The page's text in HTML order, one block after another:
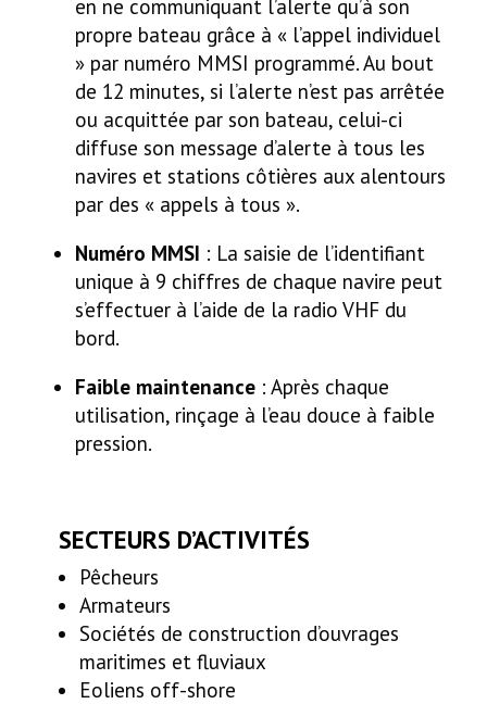
en ne communiquant l’alerte qu’à son
propre bateau grâce à « l’appel individuel
» par numéro MMSI programmé. Au bout
de 12 minutes, si l’alerte n’est pas arrêtée
ou acquittée par son bateau, celui-ci
diffuse son message d’alerte à tous les
navires et stations côtières aux alentours
par des « appels à tous ».
Numéro MMSI : La saisie de l’identifiant
unique à 9 chiffres de chaque navire peut
s’effectuer à l’aide de la radio VHF du
bord.
Faible maintenance : Après chaque
utilisation, rinçage à l’eau douce à faible
pression.
SECTEURS D’ACTIVITÉS
Pêcheurs
Armateurs
Sociétés de construction d’ouvrages
maritimes et fluviaux
Eoliens off-shore